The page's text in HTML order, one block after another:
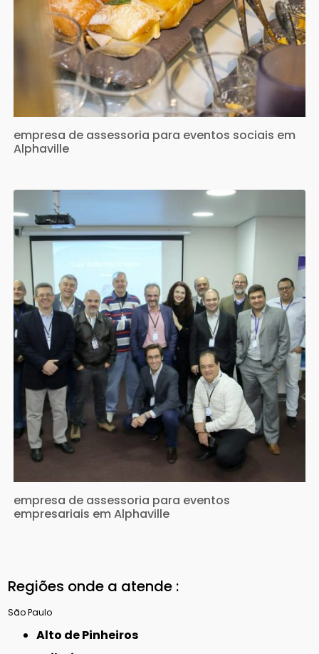
empresa de assessoria para eventos sociais em
Alphaville
empresa de assessoria para eventos
empresariais em Alphaville
Regiões onde a atende :
São Paulo
Alto de Pinheiros